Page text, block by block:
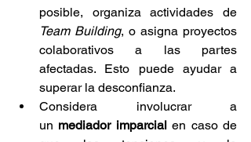
Team Building, o asigna proyectos
colaborativos a las partes
afectadas. Esto puede ayudar a
superar la desconfianza.
Considera involucrar a
un mediador imparcial en caso de